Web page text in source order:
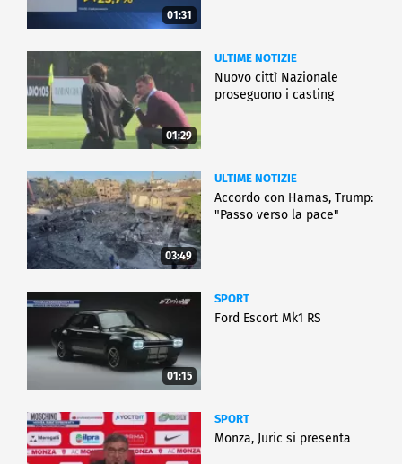
01:31
01:29
ULTIME NOTIZIE
Nuovo cittì Nazionale
proseguono i casting
03:49
ULTIME NOTIZIE
Accordo con Hamas, Trump:
"Passo verso la pace"
01:15
SPORT
Ford Escort Mk1 RS
SPORT
Monza, Juric si presenta